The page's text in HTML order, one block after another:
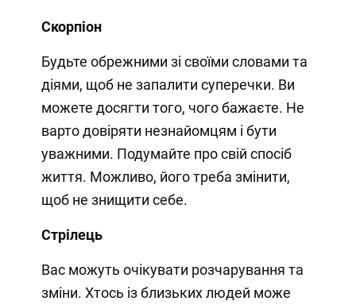
Скорпіон
Будьте обрежними зі своїми словами та
діями, щоб не запалити суперечки. Ви
можете досягти того, чого бажаєте. Не
варто довіряти незнайомцям і бути
уважними. Подумайте про свій спосіб
життя. Можливо, його треба змінити,
щоб не знищити себе.
Стрілець
Вас можуть очікувати розчарування та
зміни. Хтось із близьких людей може